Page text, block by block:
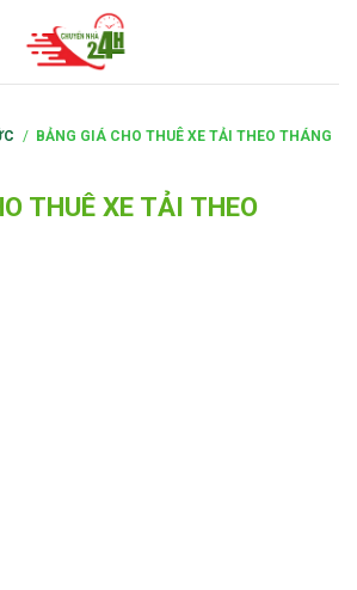
/ BẢNG GIÁ CHO THUÊ XE TẢI THEO THÁNG
THUÊ XE TẢI THEO